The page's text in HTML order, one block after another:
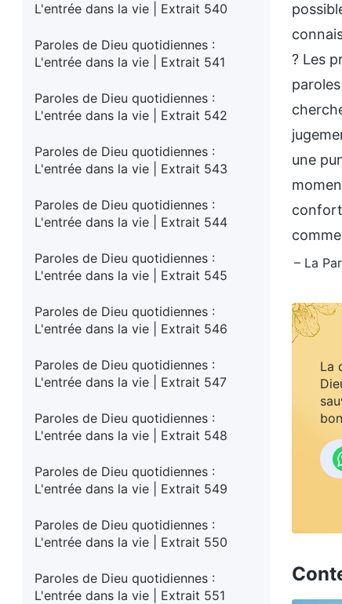
L'entrée dans la vie | Extrait 540
Paroles de Dieu quotidiennes :
L'entrée dans la vie | Extrait 541
Paroles de Dieu quotidiennes :
L'entrée dans la vie | Extrait 542
Paroles de Dieu quotidiennes :
L'entrée dans la vie | Extrait 543
Paroles de Dieu quotidiennes :
L'entrée dans la vie | Extrait 544
Paroles de Dieu quotidiennes :
L'entrée dans la vie | Extrait 545
Paroles de Dieu quotidiennes :
L'entrée dans la vie | Extrait 546
Paroles de Dieu quotidiennes :
L'entrée dans la vie | Extrait 547
Paroles de Dieu quotidiennes :
L'entrée dans la vie | Extrait 548
Paroles de Dieu quotidiennes :
L'entrée dans la vie | Extrait 549
Paroles de Dieu quotidiennes :
L'entrée dans la vie | Extrait 550
Paroles de Dieu quotidiennes :
L'entrée dans la vie | Extrait 551
? Les
une
– La
La